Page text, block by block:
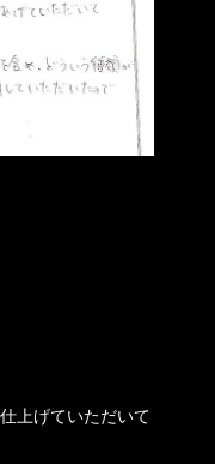
上げていただいて